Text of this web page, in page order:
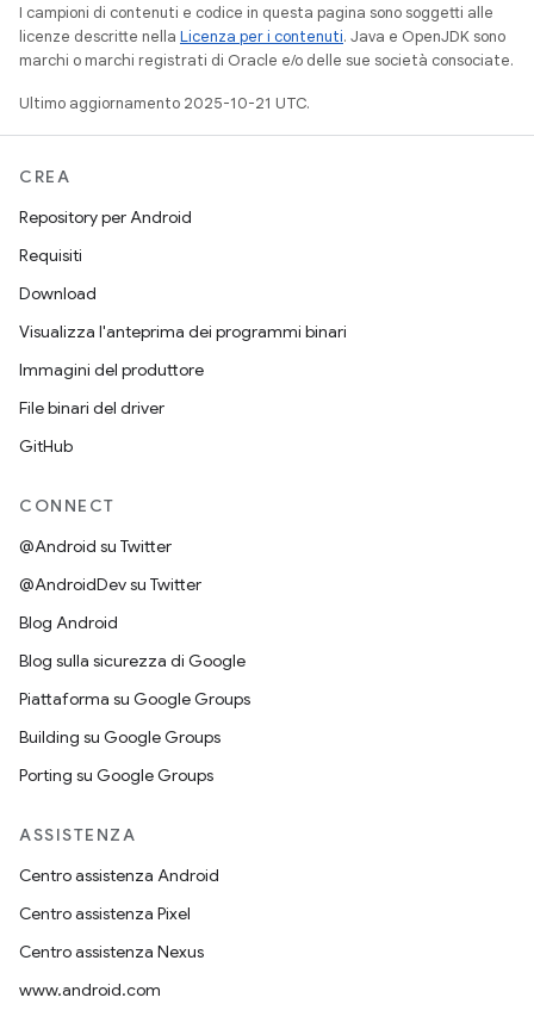
I campioni di contenuti e codice in questa pagina sono soggetti alle
licenze descritte nella Licenza per i contenuti. Java e OpenJDK sono
marchi o marchi registrati di Oracle e/o delle sue società consociate.
Ultimo aggiornamento 2025-10-21 UTC.
CREA
Repository per Android
Requisiti
Download
Visualizza l'anteprima dei programmi binari
Immagini del produttore
File binari del driver
GitHub
CONNECT
@Android su Twitter
@AndroidDev su Twitter
Blog Android
Blog sulla sicurezza di Google
Piattaforma su Google Groups
Building su Google Groups
Porting su Google Groups
ASSISTENZA
Centro assistenza Android
Centro assistenza Pixel
Centro assistenza Nexus
www.android.com